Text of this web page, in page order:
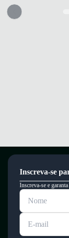
Inscreva-se
Inscreva-se e